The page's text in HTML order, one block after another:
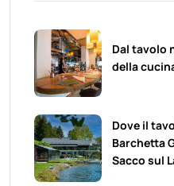
Dal tavolo
della
Dove il
Barchetta
Sacco sul